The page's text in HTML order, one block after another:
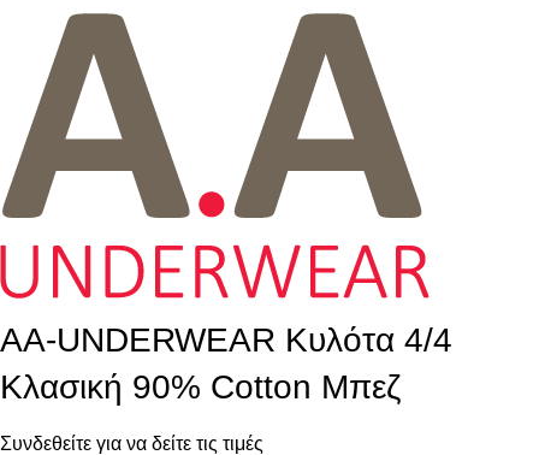
AA-UNDERWEAR Κυλότα 4/4
Κλασική 90% Cotton Μπεζ
Συνδεθείτε για να δείτε τις τιμές